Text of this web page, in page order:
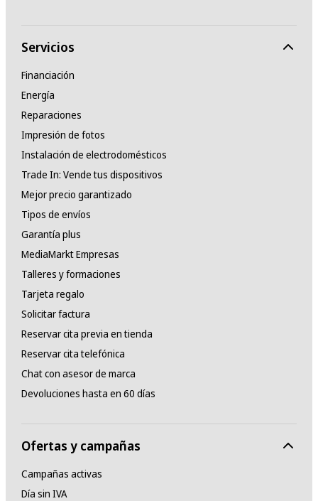
Servicios
Financiación
Energía
Reparaciones
Impresión de fotos
Instalación de electrodomésticos
Trade In: Vende tus dispositivos
Mejor precio garantizado
Tipos de envíos
Garantía plus
MediaMarkt Empresas
Talleres y formaciones
Tarjeta regalo
Solicitar factura
Reservar cita previa en tienda
Reservar cita telefónica
Chat con asesor de marca
Devoluciones hasta en 60 días
Ofertas y campañas
Campañas activas
Día sin IVA